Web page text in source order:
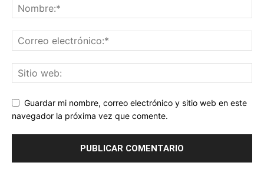
Guardar mi nombre, correo electrónico y sitio web en este
navegador la próxima vez que comente.